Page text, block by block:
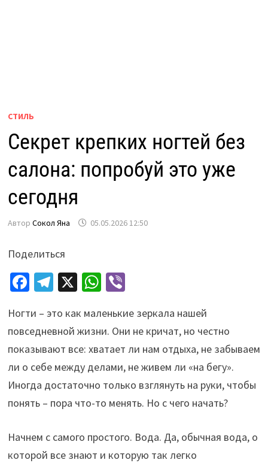
СТИЛЬ
Секрет крепких ногтей без
салона: попробуй это уже
сегодня
Автор Сокол Яна 05.05.2026 12:50
Поделиться
Fa
b
o
o
k
Te
gr
a
m
X W
at
sA
p
p
Vi
er
Ногти – это как маленькие зеркала нашей
повседневной жизни. Они не кричат, но честно
показывают все: хватает ли нам отдыха, не забываем
ли о себе между делами, не живем ли «на бегу».
Иногда достаточно только взглянуть на руки, чтобы
понять – пора что-то менять. Но с чего начать?
Начнем с самого простого. Вода. Да, обычная вода, о
которой все знают и которую так легко